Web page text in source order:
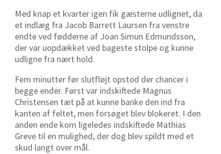
Med knap et kvarter igen fik gæsterne udlignet, da
et indlæg fra Jacob Barrett Laursen fra venstre
endte ved fødderne af Joan Simun Edmundsson,
der var uopdækket ved bageste stolpe og kunne
udligne fra nært hold.
Fem minutter før slutfløjt opstod der chancer i
begge ender. Først var indskiftede Magnus
Christensen tæt på at kunne banke den ind fra
kanten af feltet, men forsøget blev blokeret. I den
anden ende kom ligeledes indskiftede Mathias
Greve til en mulighed, der dog blev spildt med et
skud langt over mål.